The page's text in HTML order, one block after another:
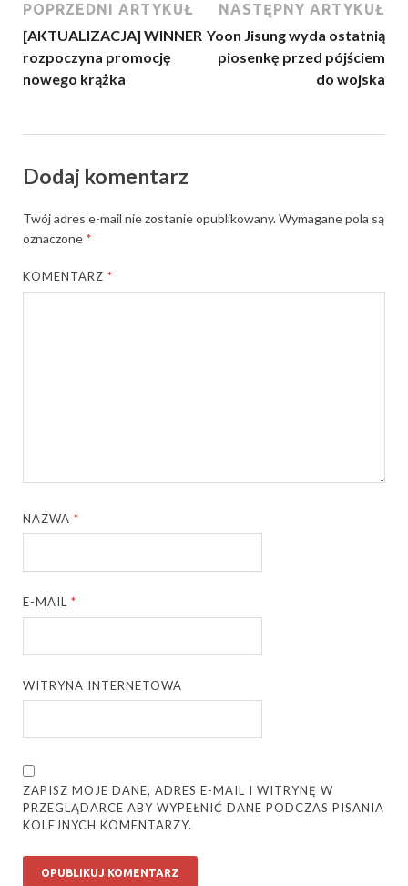
POPRZEDNI ARTYKUŁ
[AKTUALIZACJA] WINNER
rozpoczyna promocję
nowego krążka
NASTĘPNY ARTYKUŁ
Yoon Jisung wyda ostatnią
piosenkę przed pójściem
do wojska
Dodaj komentarz
Twój adres e-mail nie zostanie opublikowany.Wymagane pola są
oznaczone *
KOMENTARZ*
NAZWA*
E-MAIL*
WITRYNA INTERNETOWA
ZAPISZ MOJE DANE, ADRES E-MAIL I WITRYNĘ W
PRZEGLĄDARCE ABY WYPEŁNIĆ DANE PODCZAS PISANIA
KOLEJNYCH KOMENTARZY.